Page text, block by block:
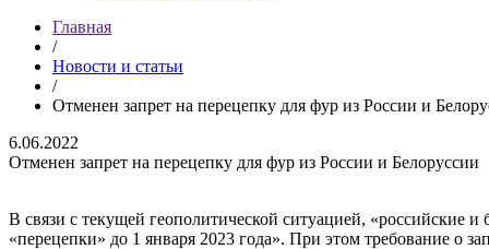
Главная
/
Новости и статьи
/
Отменен запрет на перецепку для фур из России и
6.06.2022
Отменен запрет на перецепку для фур из России и Белоруссии
В связи с текущей геополитической ситуацией, «российские
«перецепки» до 1 января 2023 года». При этом требование о